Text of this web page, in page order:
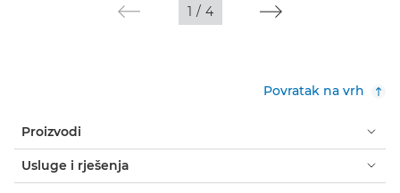
1 / 4
Povratak na vrh
Proizvodi
Usluge i rješenja